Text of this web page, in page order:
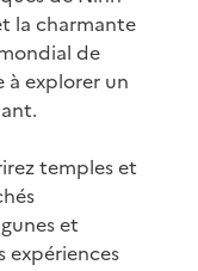
la charmante
de
à explorer un
temples et
et
expériences